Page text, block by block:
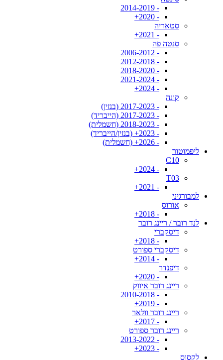
- 2014-2019
- 2020+
סטאריה
- 2021+
סנטה פה
- 2006-2012
- 2012-2018
- 2018-2020
- 2021-2024
- 2024+
קונה
- 2017-2023 (בנזין)
- 2017-2023 (הייבריד)
- 2018-2023 (חשמלית)
- 2023+ (בנזין/הייבריד)
- 2026+ (חשמלית)
ליפמוטור
C10
- 2024+
T03
- 2021+
למבורגיני
אורוס
- 2018+
לנד רובר / ריינג רובר
דיסקברי
- 2018+
דיסקברי ספורט
- 2014+
דיפנדר
- 2020+
ריינג רובר איווק
- 2010-2018
- 2019+
ריינג רובר וולאר
- 2017+
ריינג רובר ספורט
- 2013-2022
- 2023+
לקסוס